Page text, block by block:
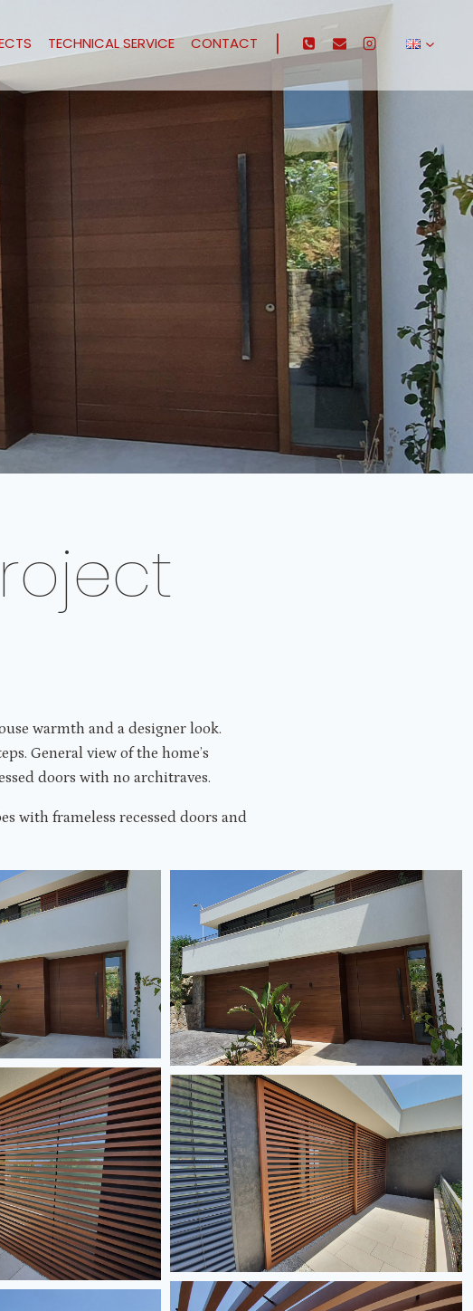
TECHNICAL SERVICE CONTACT |
warmth and a designer look.
General view of the home’s
doors with no architraves.
with frameless recessed doors and